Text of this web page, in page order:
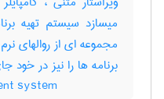
میسازد سیستم تهیه
مجموعه ای از روالهای
برنامه ها را نیز در خود
system